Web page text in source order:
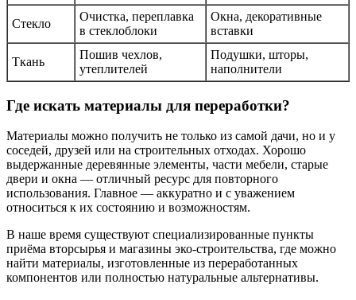
Стекло
Очистка, переплавка
в стеклоблоки
Окна, декоративные
вставки
Ткань
Пошив чехлов,
утеплителей
Подушки, шторы,
наполнители
Где искать материалы для переработки?
Материалы можно получить не только из самой дачи, но и у
соседей, друзей или на строительных отходах. Хорошо
выдержанные деревянные элементы, части мебели, старые
двери и окна — отличный ресурс для повторного
использования. Главное — аккуратно и с уважением
относиться к их состоянию и возможностям.
В наше время существуют специализированные пункты
приёма вторсырья и магазины эко-строительства, где можно
найти материалы, изготовленные из переработанных
компонентов или полностью натуральные альтернативы.